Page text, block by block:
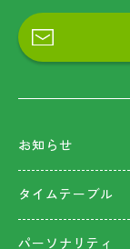
お知らせ
タイムテーブル
パーソナリティ